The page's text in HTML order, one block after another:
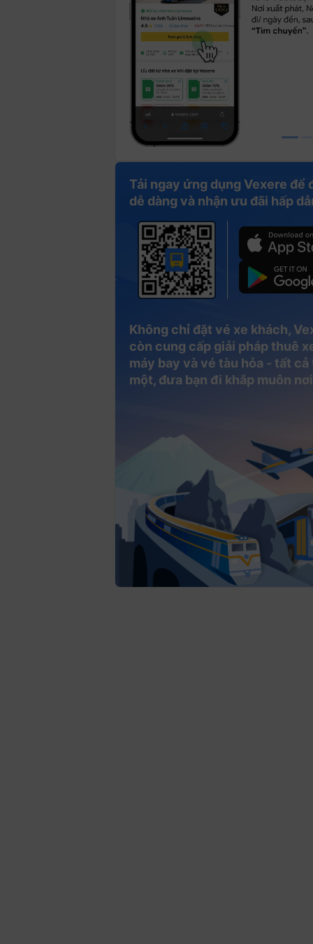
Tải ngay ứng dụng Vexere để
dễ dàng và nhận ưu đãi hấp
Không chỉ đặt vé xe khách,
còn cung cấp giải pháp thuê
máy bay và vé tàu hỏa - tất cả
một, đưa bạn đi khắp muôn